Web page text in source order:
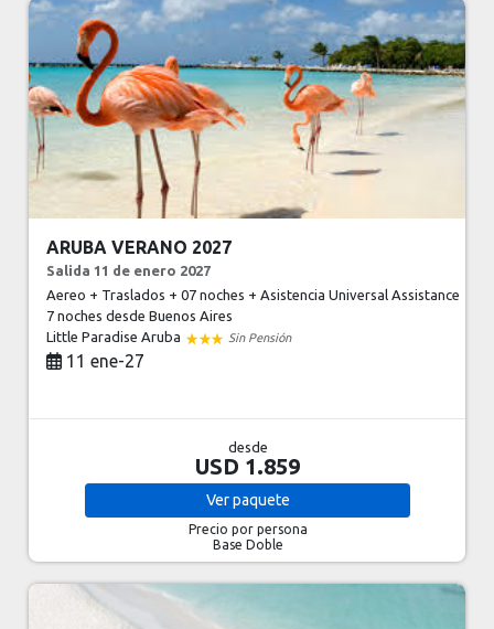
ARUBA VERANO 2027
Salida 11 de enero 2027
Aereo + Traslados + 07 noches + Asistencia Universal Assistance
7 nochesdesde Buenos Aires
Little Paradise Aruba
Sin Pensión
11 ene-27
desde
USD 1.859
Verpaquete
Precio por persona
Base Doble